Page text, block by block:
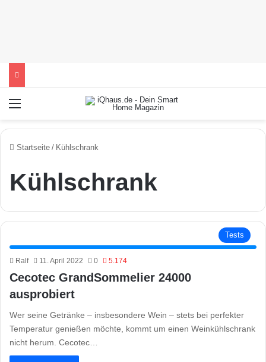
Startseite / Kühlschrank
Kühlschrank
Tests
Ralf 11. April 2022 0 5.174
Cecotec GrandSommelier 24000
ausprobiert
Wer seine Getränke – insbesondere Wein – stets bei perfekter
Temperatur genießen möchte, kommt um einen Weinkühlschrank
nicht herum. Cecotec…